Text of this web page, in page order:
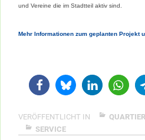
und Vereine die im Stadtteil aktiv sind.
Mehr Informationen zum geplanten Projekt
VERÖFFENTLICHT IN
SERVICE